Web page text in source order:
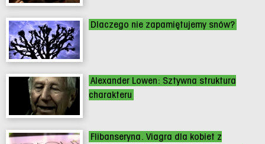
Dlaczego nie zapamiętujemy snów?
Alexander Lowen: Sztywna struktura
charakteru
Flibanseryna. Viagra dla kobiet z